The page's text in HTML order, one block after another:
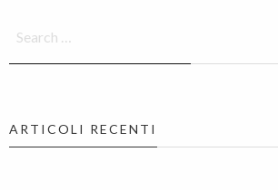
ARTICOLI RECENTI